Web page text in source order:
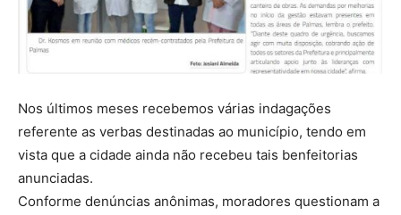
Nos últimos meses recebemos várias indagações
referente as verbas destinadas ao município, tendo em
vista que a cidade ainda não recebeu tais benfeitorias
anunciadas.
Conforme denúncias anônimas, moradores questionam a